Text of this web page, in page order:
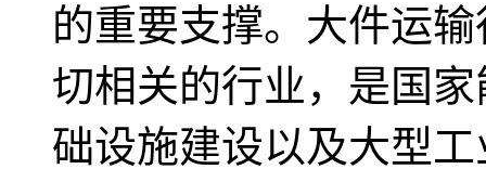
的重要支撑。大件运
切相关的行业，是国
础设施建设以及大型